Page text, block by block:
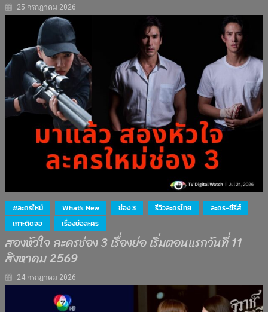
25 กรกฎาคม 2026
#ละครใหม่ What's New ช่อง 3 รีวิวละครไทย
ละคร-ซีรีส์
เกาะติดจอ
เรื่องย่อละคร
สองหัวใจ ละครช่อง 3 เรื่องย่อ เริ่มตอนแรกวันที่ 11
สิงหาคม 2569
24 กรกฎาคม 2026